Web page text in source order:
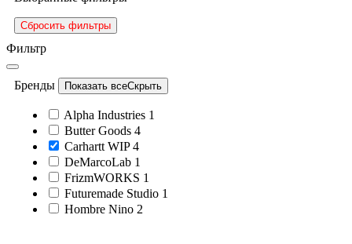
Сбросить фильтры
Фильтр
Бренды Показать всеСкрыть
Alpha Industries 1
Butter Goods 4
Carhartt WIP 4
DeMarcoLab 1
FrizmWORKS 1
Futuremade Studio 1
Hombre Nino 2